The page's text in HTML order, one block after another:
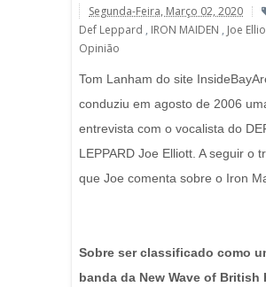
Segunda-Feira, Março 02, 2020
Def Leppard , IRON MAIDEN , Joe
Opinião
Tom Lanham do site
conduziu em agosto de 2006
entrevista com o vocalista do
LEPPARD Joe Elliott. A seguir o
que Joe comenta sobre o Iron
Sobre ser classificado como
banda da New Wave of British